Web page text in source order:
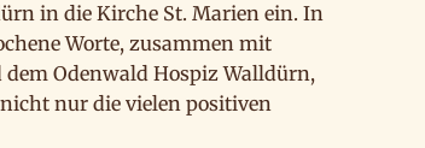
in die Kirche St. Marien ein. In
Worte, zusammen mit
Odenwald Hospiz Walldürn,
nur die vielen positiven